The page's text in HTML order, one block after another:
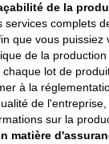
de la
services complets
que vous puissiez
de la
lot de
à la
de
sur la
matière